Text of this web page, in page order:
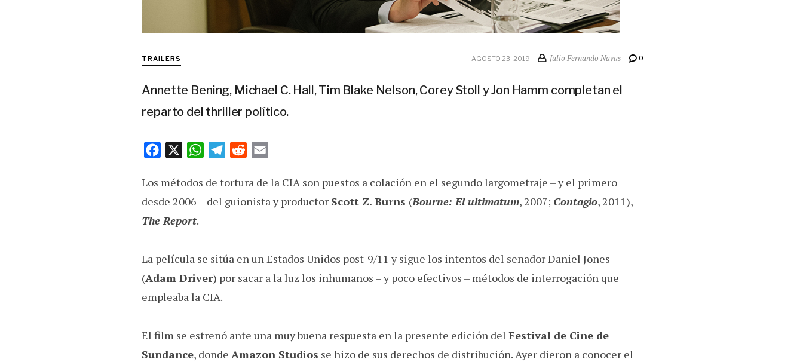
TRAILERS AGOSTO 23, 2019 Julio Fernando Navas 0
Annette Bening, Michael C. Hall, Tim Blake Nelson, Corey Stoll y Jon Hamm completan el
reparto del thriller político.
c
e
b
k
W
a
t
p
l
e
m
d
d
a
i
Los métodos de tortura de la CIA son puestos a colación en el segundo largometraje – y el primero
desde 2006 – del guionista y productor Scott Z. Burns (Bourne: El ultimatum, 2007; Contagio, 2011),
The Report.
La película se sitúa en un Estados Unidos post-9/11 y sigue los intentos del senador Daniel Jones
(Adam Driver) por sacar a la luz los inhumanos – y poco efectivos – métodos de interrogación que
empleaba la CIA.
El film se estrenó ante una muy buena respuesta en la presente edición del Festival de Cine de
Sundance, donde Amazon Studios se hizo de sus derechos de distribución. Ayer dieron a conocer el